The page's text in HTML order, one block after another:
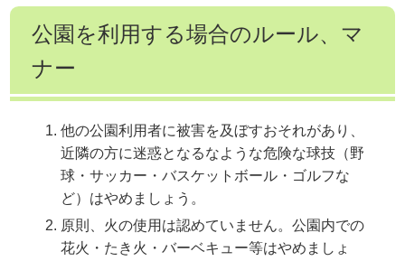
公園を利用する場合のルール、マ
ナー
他の公園利用者に被害を及ぼすおそれがあり、
近隣の方に迷惑となるなような危険な球技（野
球・サッカー・バスケットボール・ゴルフな
ど）はやめましょう。
原則、火の使用は認めていません。公園内での
花火・たき火・バーベキュー等はやめましょ